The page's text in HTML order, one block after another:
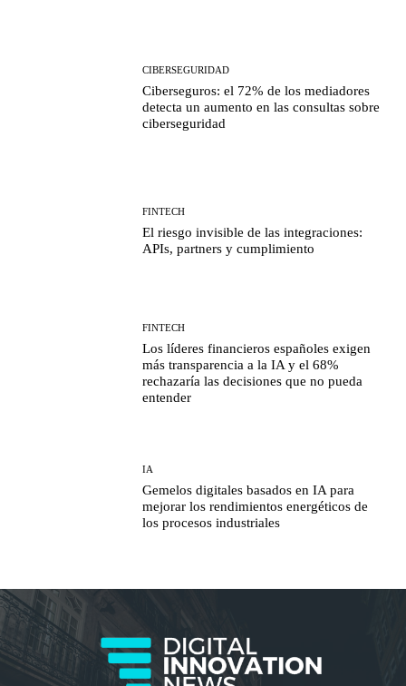
CIBERSEGURIDAD
Ciberseguros: el 72% de los mediadores
detecta un aumento en las consultas sobre
ciberseguridad
FINTECH
El riesgo invisible de las integraciones:
APIs, partners y cumplimiento
FINTECH
Los líderes financieros españoles exigen
más transparencia a la IA y el 68%
rechazaría las decisiones que no pueda
entender
IA
Gemelos digitales basados en IA para
mejorar los rendimientos energéticos de
los procesos industriales